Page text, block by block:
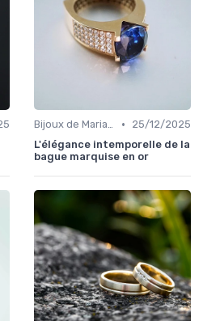
Bijoux de Mariage et de Fiançailles •
25/12/2025
L'élégance intemporelle de la
bague marquise en or